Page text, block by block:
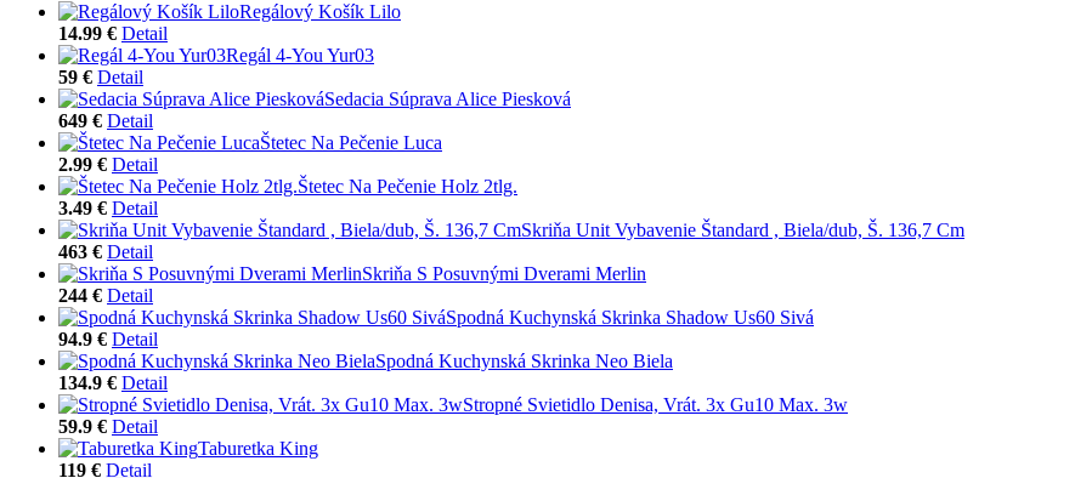
Regálový Košík Lilo
14.99 € Detail
Regál 4-You Yur03
59 € Detail
Sedacia Súprava Alice Piesková
649 € Detail
Štetec Na Pečenie Luca
2.99 € Detail
Štetec Na Pečenie Holz 2tlg.
3.49 € Detail
Skriňa Unit Vybavenie Štandard , Biela/dub, Š. 136,7 Cm
463 € Detail
Skriňa S Posuvnými Dverami Merlin
244 € Detail
Spodná Kuchynská Skrinka Shadow Us60 Sivá
94.9 € Detail
Spodná Kuchynská Skrinka Neo Biela
134.9 € Detail
Stropné Svietidlo Denisa, Vrát. 3x Gu10 Max. 3w
59.9 € Detail
Taburetka King
119 € Detail